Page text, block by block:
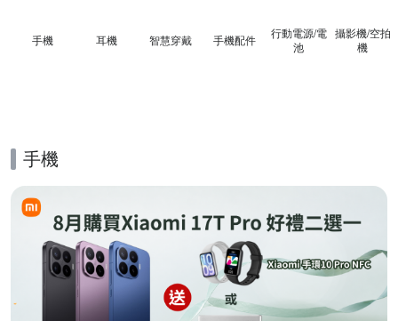
手機 耳機 智慧穿戴 手機配件
行動電源/電
池
攝影機/空拍
機
手機